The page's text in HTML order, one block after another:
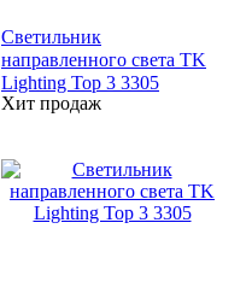
Светильник
направленного света TK
Lighting Top 3 3305
Хит продаж